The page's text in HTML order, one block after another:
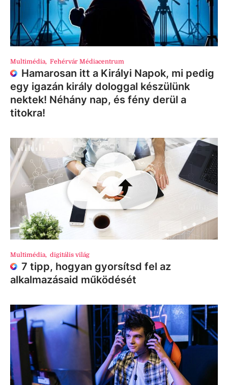
Multimédia, Fehérvár Médiacentrum
Hamarosan itt a Királyi Napok, mi pedig
egy igazán király dologgal készülünk
nektek! Néhány nap, és fény derül a
titokra!
Multimédia, digitális világ
7 tipp, hogyan gyorsítsd fel az
alkalmazásaid működését